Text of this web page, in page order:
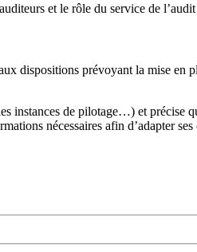
et le rôle du service de
dispositions prévoyant la mise en
instances de pilotage…) et précise
nécessaires afin d’adapter